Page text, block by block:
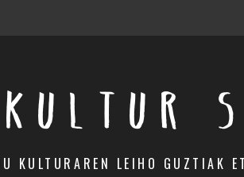
KULTUR
KULTURAREN LEIHO GUZTIAK